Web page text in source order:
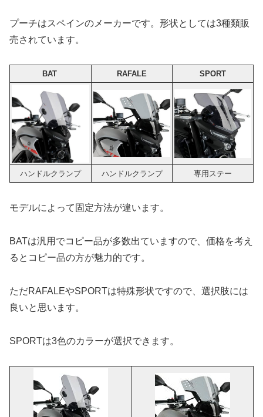
プーチはスペインのメーカーです。形状としては3種類販
売されています。
BAT RAFALE SPORT
ハンドルクランプ ハンドルクランプ 専用ステー
モデルによって固定方法が違います。
BATは汎用でコピー品が多数出ていますので、価格を考え
るとコピー品の方が魅力的です。
ただRAFALEやSPORTは特殊形状ですので、選択肢には
良いと思います。
SPORTは3色のカラーが選択できます。